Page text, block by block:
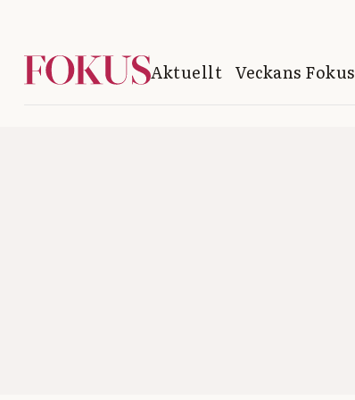
Aktuellt Veckans Fokus